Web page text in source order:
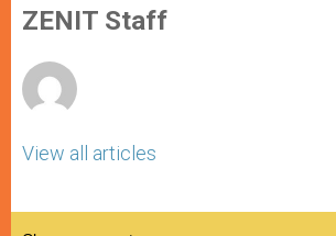
p
p
g
e
o
k
ZENIT Staff
View all articles